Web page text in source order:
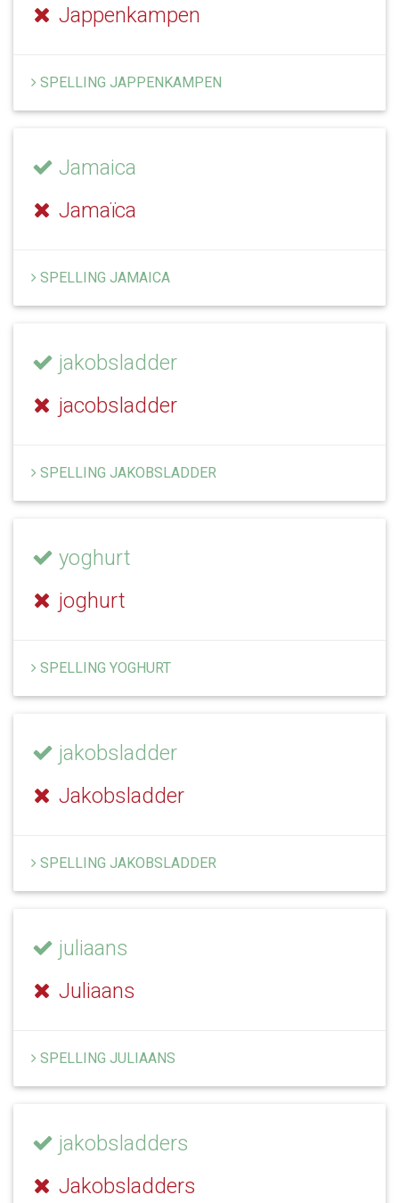
Jappenkampen
SPELLING JAPPENKAMPEN
Jamaica
Jamaïca
SPELLING JAMAICA
jakobsladder
jacobsladder
SPELLING JAKOBSLADDER
yoghurt
joghurt
SPELLING YOGHURT
jakobsladder
Jakobsladder
SPELLING JAKOBSLADDER
juliaans
Juliaans
SPELLING JULIAANS
jakobsladders
Jakobsladders